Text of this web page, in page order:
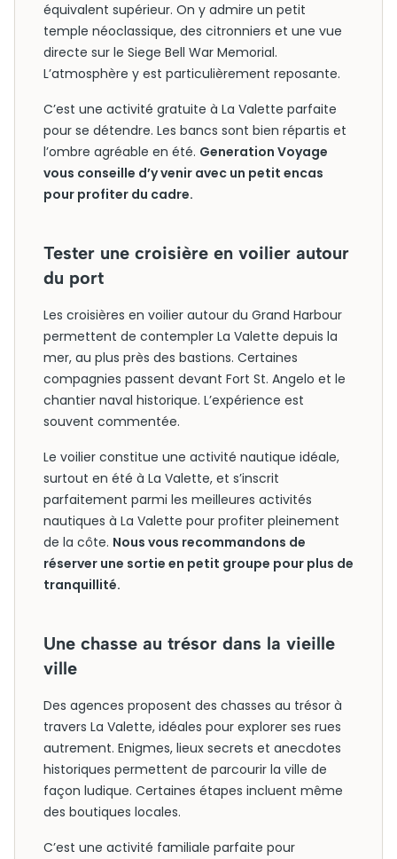
équivalent supérieur. On y admire un petit
temple néoclassique, des citronniers et une vue
directe sur le Siege Bell War Memorial.
L’atmosphère y est particulièrement reposante.
C’est une activité gratuite à La Valette parfaite
pour se détendre. Les bancs sont bien répartis et
l’ombre agréable en été. Generation Voyage
vous conseille d’y venir avec un petit encas
pour profiter du cadre.
Tester une croisière en voilier autour
du port
Les croisières en voilier autour du Grand Harbour
permettent de contempler La Valette depuis la
mer, au plus près des bastions. Certaines
compagnies passent devant Fort St. Angelo et le
chantier naval historique. L’expérience est
souvent commentée.
Le voilier constitue une activité nautique idéale,
surtout en été à La Valette, et s’inscrit
parfaitement parmi les meilleures activités
nautiques à La Valette pour profiter pleinement
de la côte. Nous vous recommandons de
réserver une sortie en petit groupe pour plus de
tranquillité.
Une chasse au trésor dans la vieille
ville
Des agences proposent des chasses au trésor à
travers La Valette, idéales pour explorer ses rues
autrement. Enigmes, lieux secrets et anecdotes
historiques permettent de parcourir la ville de
façon ludique. Certaines étapes incluent même
des boutiques locales.
C’est une activité familiale parfaite pour